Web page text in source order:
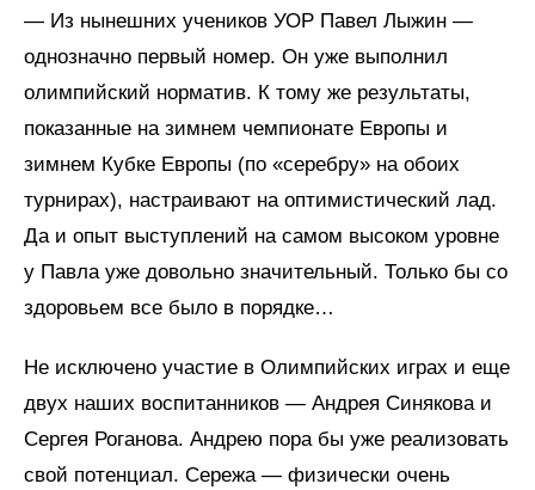
— Из нынешних учеников УОР Павел Лыжин —
однозначно первый номер. Он уже выполнил
олимпийский норматив. К тому же результаты,
показанные на зимнем чемпионате Европы и
зимнем Кубке Европы (по «серебру» на обоих
турнирах), настраивают на оптимистический лад.
Да и опыт выступлений на самом высоком уровне
у Павла уже довольно значительный. Только бы со
здоровьем все было в порядке…
Не исключено участие в Олимпийских играх и еще
двух наших воспитанников — Андрея Синякова и
Сергея Роганова. Андрею пора бы уже реализовать
свой потенциал. Сережа — физически очень